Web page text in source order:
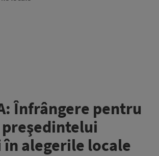
Înfrângere pentru
în alegerile locale